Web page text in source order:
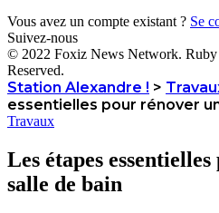
Vous avez un compte existant ? Se
Suivez-nous
© 2022 Foxiz News Network.
Reserved.
Station Alexandre ! >
essentielles pour rénover
Travaux
Les étapes
salle de bain